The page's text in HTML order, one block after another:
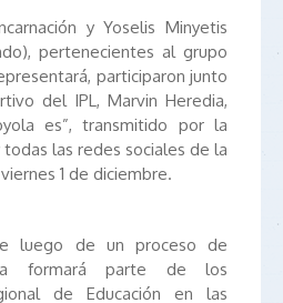
y Yoselis Minyetis
pertenecientes al grupo
participaron junto
del IPL, Marvin Heredia,
es”, transmitido por la
las redes sociales de la
1 de diciembre.
luego de un proceso de
formará parte de los
de Educación en las